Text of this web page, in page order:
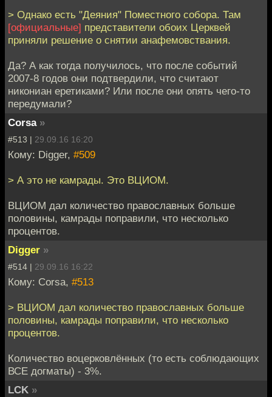
> Однако есть "Деяния" Поместного собора. Там
[официальные] представители обоих Церквей
приняли решение о снятии анафемовствания.
Да? А как тогда получилось, что после событий
2007-8 годов они подтвердили, что считают
никониан еретиками? Или после они опять чего-то
передумали?
Corsa »
#513 | 29.09.16 16:20
Кому: Digger, #509
> А это не камрады. Это ВЦИОМ.
ВЦИОМ дал количество православных больше
половины, камрады поправили, что несколько
процентов.
Digger »
#514 | 29.09.16 16:22
Кому: Corsa, #513
> ВЦИОМ дал количество православных больше
половины, камрады поправили, что несколько
процентов.
Количество воцерковлённых (то есть соблюдающих
ВСЕ догматы) - 3%.
LCK »